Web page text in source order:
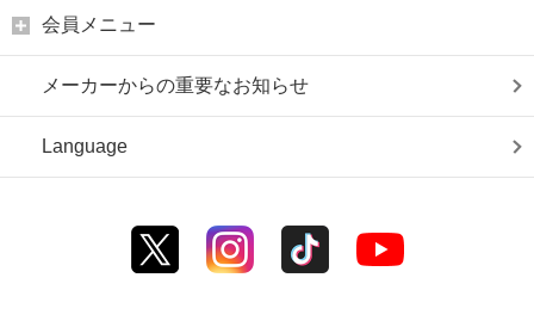
会員メニュー
メーカーからの重要なお知らせ
Language